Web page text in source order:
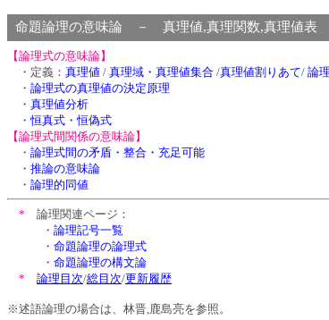
命題論理の意味論 － 真理値,真理関数,真理
【論理式の意味論】
・定義： 真理値 / 真理域・真理値集合 /真理値割りあて/ 論
・ 論理式の真理値の決定原理
・ 真理値分析
・恒真式・恒偽式
【論理式間関係の意味論】
・ 論理式間の矛盾・整合・充足可能
・ 推論の意味論
・ 論理的同値
* 論理関連ページ：
・ 論理記号一覧
・ 命題論理の論理式
・ 命題論理の構文論
*
論理目次/総目次/更新履歴
※述語論理の場合は、林晋,鹿島亮を参照。